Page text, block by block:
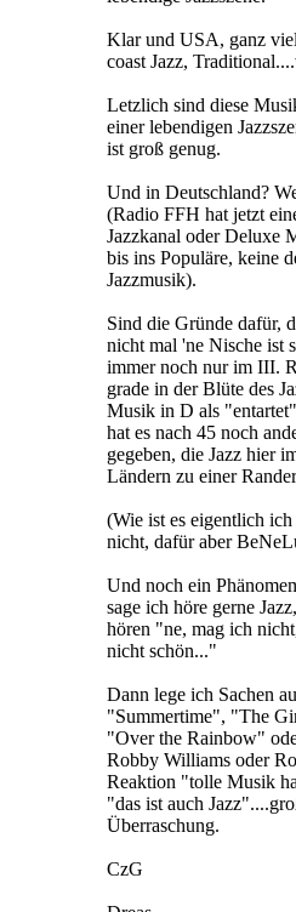
Klar und USA, ganz
coast Jazz,
Letzlich sind diese
einer lebendigen
ist groß genug.
Und in Deutschland?
(Radio FFH hat jetzt
Jazzkanal oder Deluxe
bis ins Populäre, keine
Jazzmusik).
Sind die Gründe dafür,
nicht mal 'ne Nische ist
immer noch nur im III.
grade in der Blüte des
Musik in D als
hat es nach 45 noch
gegeben, die Jazz hier
Ländern zu einer
(Wie ist es eigentlich
nicht, dafür aber
Und noch ein
sage ich höre gerne
hören "ne, mag ich
nicht schön..."
Dann lege ich Sachen
"Summertime", "The
"Over the Rainbow"
Robby Williams oder
Reaktion "tolle Musik
"das ist auch
Überraschung.
CzG